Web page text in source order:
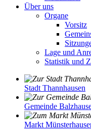
Über uns
Organe
Vorsitz
Lage und
Statistik und
Stadt Thannhausen
Gemeinde
Markt